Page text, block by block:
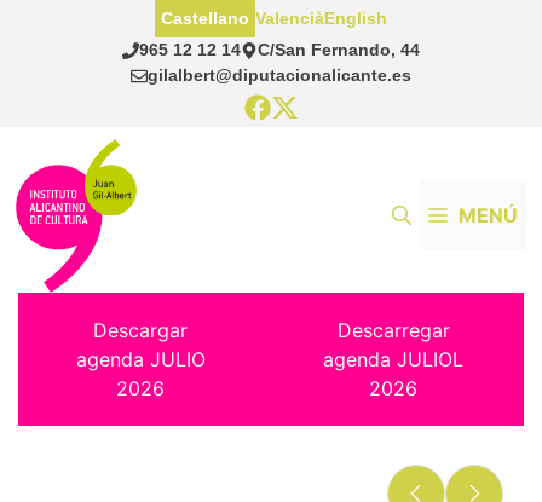
965 12 12 14
C/San Fernando, 44
gilalbert@diputacionalicante.es
Castellano ValenciàEnglish
MENÚ
Descargar
agenda JULIO
2026
Descarregar
agenda JULIOL
2026